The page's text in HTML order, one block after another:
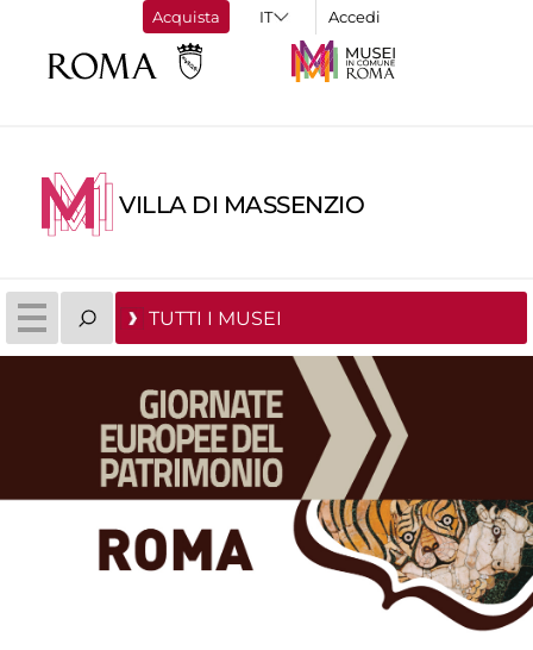
Acquista Accedi
VILLA DI MASSENZIO
TUTTI I MUSEI